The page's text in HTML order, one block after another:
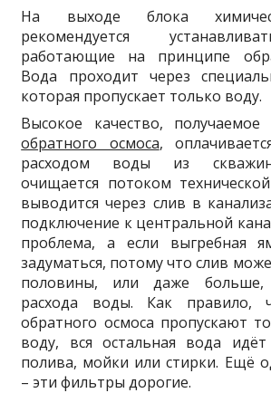
На выходе блока
рекомендуется
работающие на принципе
Вода проходит через
которая пропускает только воду.
Высокое качество,
обратного осмоса,
расходом воды из
очищается потоком
выводится через слив в
подключение к центральной
проблема, а если выгребная
задуматься, потому что слив
половины, или даже больше,
расхода воды. Как правило,
обратного осмоса пропускают
воду, вся остальная вода
полива, мойки или стирки. Ещё
– эти фильтры дорогие.